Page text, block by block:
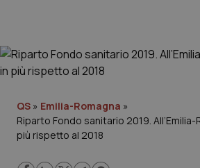
Governo e Parlamento
Regioni e Asl
QS » Emilia-Romagna »
Riparto Fondo sanitario 2019.
più rispetto al 2018